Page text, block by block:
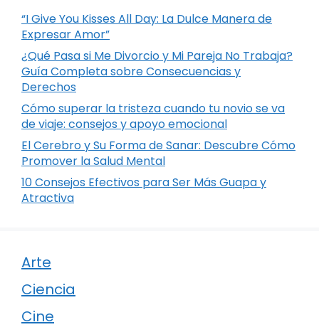
“I Give You Kisses All Day: La Dulce Manera de
Expresar Amor”
¿Qué Pasa si Me Divorcio y Mi Pareja No Trabaja?
Guía Completa sobre Consecuencias y
Derechos
Cómo superar la tristeza cuando tu novio se va
de viaje: consejos y apoyo emocional
El Cerebro y Su Forma de Sanar: Descubre Cómo
Promover la Salud Mental
10 Consejos Efectivos para Ser Más Guapa y
Atractiva
Arte
Ciencia
Cine